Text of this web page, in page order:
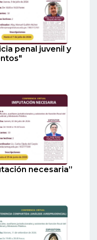
penal juvenil y
necesaria”